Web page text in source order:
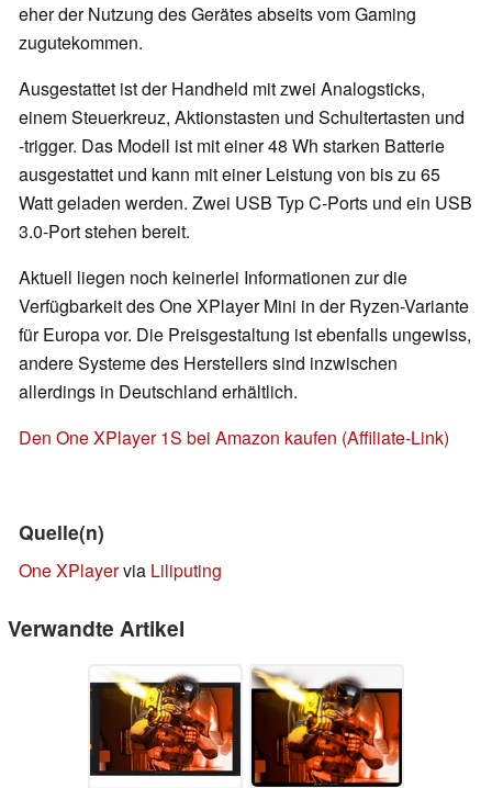
eher der Nutzung des Gerätes abseits vom Gaming
zugutekommen.
Ausgestattet ist der Handheld mit zwei Analogsticks,
einem Steuerkreuz, Aktionstasten und Schultertasten und
-trigger. Das Modell ist mit einer 48 Wh starken Batterie
ausgestattet und kann mit einer Leistung von bis zu 65
Watt geladen werden. Zwei USB Typ C-Ports und ein USB
3.0-Port stehen bereit.
Aktuell liegen noch keinerlei Informationen zur die
Verfügbarkeit des One XPlayer Mini in der Ryzen-Variante
für Europa vor. Die Preisgestaltung ist ebenfalls ungewiss,
andere Systeme des Herstellers sind inzwischen
allerdings in Deutschland erhältlich.
Den One XPlayer 1S bei Amazon kaufen (Affiliate-Link)
Quelle(n)
One XPlayervia Liliputing
Verwandte Artikel